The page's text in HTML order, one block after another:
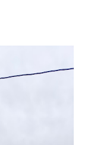
sudah
mendekati
baligh
usia
ini adalah
dengan